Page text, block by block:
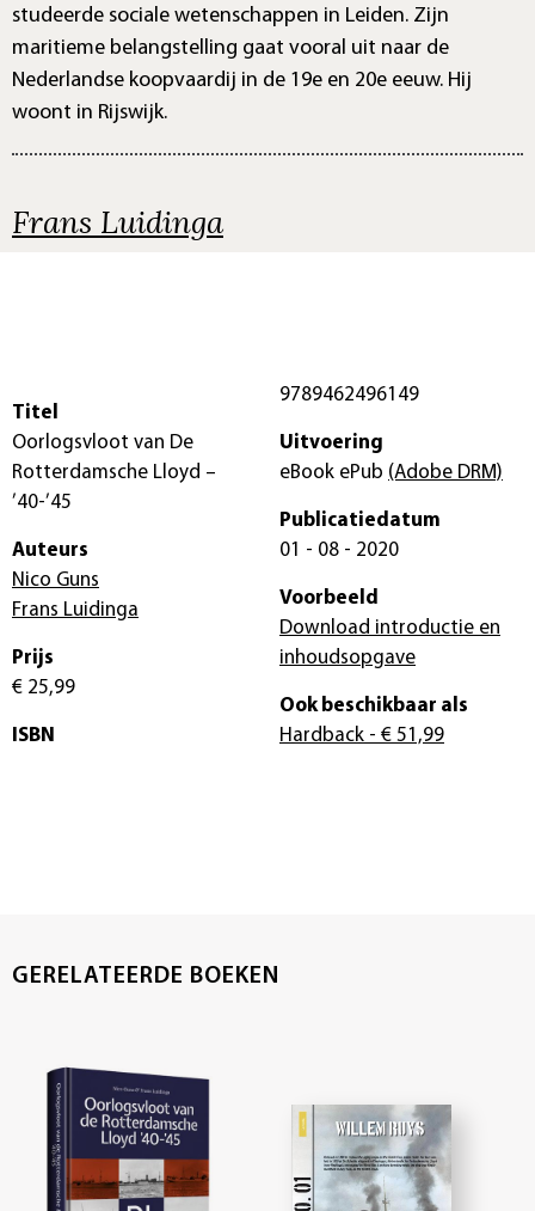
studeerde sociale wetenschappen in Leiden. Zijn
maritieme belangstelling gaat vooral uit naar de
Nederlandse koopvaardij in de 19e en 20e eeuw. Hij
woont in Rijswijk.
Frans Luidinga
Titel
Oorlogsvloot van De
Rotterdamsche Lloyd –
’40-’45
Auteurs
Nico Guns
Frans Luidinga
Prijs
€ 25,99
ISBN
9789462496149
Uitvoering
eBook ePub (Adobe DRM)
Publicatiedatum
01 - 08 - 2020
Voorbeeld
Download introductie en
inhoudsopgave
Ook beschikbaar als
Hardback - € 51,99
GERELATEERDE BOEKEN